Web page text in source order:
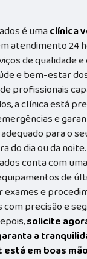
é umaclínica
atendimento 24
de qualidade
e bem-estar
profissionais
a clínica está
e
para o
do dia ou da
conta com
de
exames e
precisão e
solicite
a
está em boas